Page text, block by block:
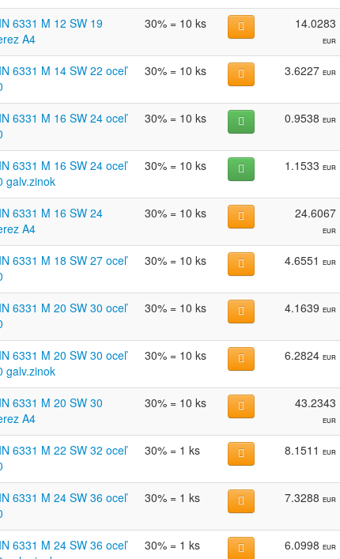
6331 M 12 SW 19
A4
30% = 10 ks 14.0283
EUR
6331 M 14 SW 22 oceľ
30% = 10 ks 3.6227 EUR
6331 M 16 SW 24 oceľ
30% = 10 ks 0.9538 EUR
6331 M 16 SW 24 oceľ
galv.zinok
30% = 10 ks 1.1533 EUR
6331 M 16 SW 24
A4
30% = 10 ks 24.6067
EUR
6331 M 18 SW 27 oceľ
30% = 10 ks 4.6551 EUR
6331 M 20 SW 30 oceľ
30% = 10 ks 4.1639 EUR
6331 M 20 SW 30 oceľ
galv.zinok
30% = 10 ks 6.2824 EUR
6331 M 20 SW 30
A4
30% = 10 ks 43.2343
EUR
6331 M 22 SW 32 oceľ
30% = 1 ks 8.1511 EUR
6331 M 24 SW 36 oceľ
30% = 1 ks 7.3288 EUR
6331 M 24 SW 36 oceľ
30% = 1 ks 6.0998 EUR